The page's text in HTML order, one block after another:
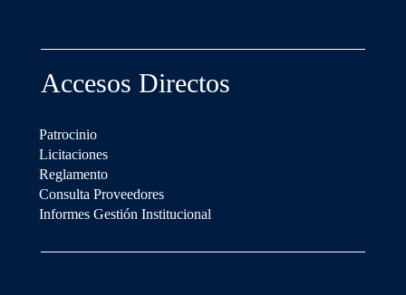
Accesos Directos
Patrocinio
Licitaciones
Reglamento
Consulta Proveedores
Informes Gestión Institucional